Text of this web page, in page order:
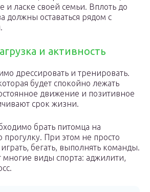
и ласке своей семьи. Вплоть до
должны оставаться рядом с
и активность
дрессировать и тренировать.
будет спокойно лежать
движение и позитивное
срок жизни.
брать питомца на
При этом не просто
бегать, выполнять команды.
многие виды спорта: аджилити,